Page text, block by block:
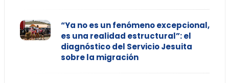
“Ya no es un fenómeno excepcional,
es una realidad estructural”: el
diagnóstico del Servicio Jesuita
sobre la migración